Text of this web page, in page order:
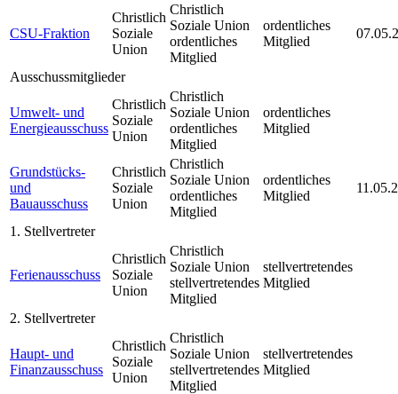
CSU-Fraktion
Christlich
Soziale
Union
Christlich
Soziale Union
ordentliches
Mitglied
ordentliches
Mitglied
Ausschussmitglieder
Umwelt- und
Energieausschuss
Christlich
Soziale
Union
Christlich
Soziale Union
ordentliches
Mitglied
ordentliches
Mitglied
Grundstücks-
und
Bauausschuss
Christlich
Soziale
Union
Christlich
Soziale Union
ordentliches
Mitglied
ordentliches
Mitglied
1. Stellvertreter
Ferienausschuss
Christlich
Soziale
Union
Christlich
Soziale Union
stellvertretendes
Mitglied
stellvertretendes
Mitglied
2. Stellvertreter
Haupt- und
Finanzausschuss
Christlich
Soziale
Union
Christlich
Soziale Union
stellvertretendes
Mitglied
stellvertretendes
Mitglied